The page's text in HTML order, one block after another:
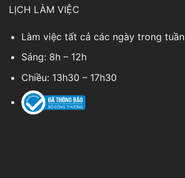
LỊCH LÀM VIỆC
Làm việc tất cả các ngày trong tuần
Sáng: 8h – 12h
Chiều: 13h30 – 17h30